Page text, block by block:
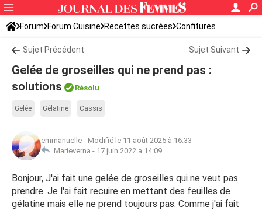
Forum Forum Cuisine Recettes sucrées Confitures
Sujet Précédent Sujet Suivant
Gelée de groseilles qui ne prend pas :
solutions
Résolu
Gelée Gélatine Cassis
emmanuelle - Modifié le 11 août 2025 à 16:33
Marieverna - 17 juin 2022 à 14:09
Bonjour, J'ai fait une gelée de groseilles qui ne veut pas
prendre. Je l'ai fait recuire en mettant des feuilles de
gélatine mais elle ne prend toujours pas. Comme j'ai fait